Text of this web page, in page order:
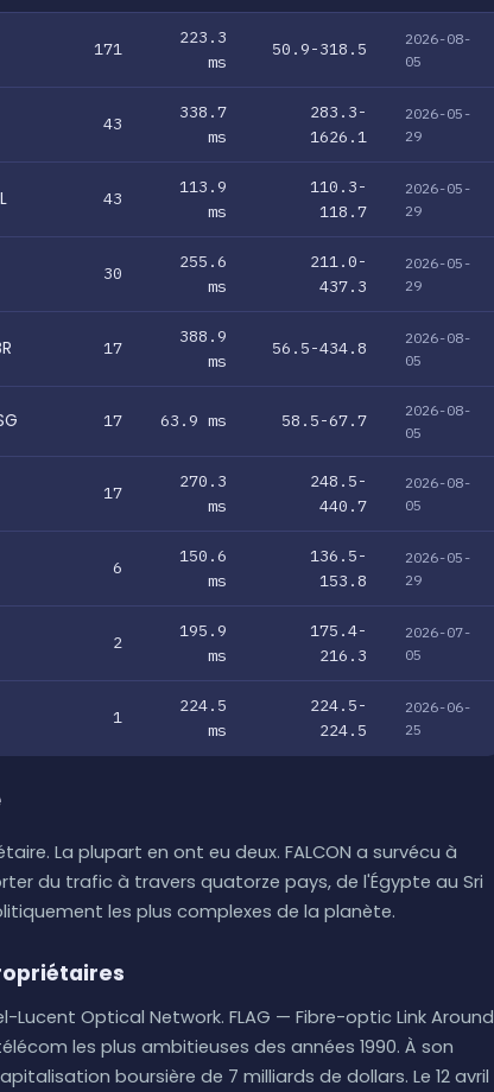
171
223.3
ms
50.9-318.5
2026-08-
05
43
338.7
ms
283.3-
1626.1
2026-05-
29
43
113.9
ms
110.3-
118.7
2026-05-
29
30
255.6
ms
211.0-
437.3
2026-05-
29
17
388.9
ms
56.5-434.8
2026-08-
05
17 63.9 ms 58.5-67.7
2026-08-
05
17
270.3
ms
248.5-
440.7
2026-08-
05
6
150.6
ms
136.5-
153.8
2026-05-
29
2
195.9
ms
175.4-
216.3
2026-07-
05
1
224.5
ms
224.5-
224.5
2026-06-
25
La plupart en ont eu deux. FALCON a survécu à
du trafic à travers quatorze pays, de l'Égypte au Sri
les plus complexes de la planète.
Lucent Optical Network. FLAG — Fibre-optic Link Around
les plus ambitieuses des années 1990. À son
boursière de 7 milliards de dollars. Le 12 avril